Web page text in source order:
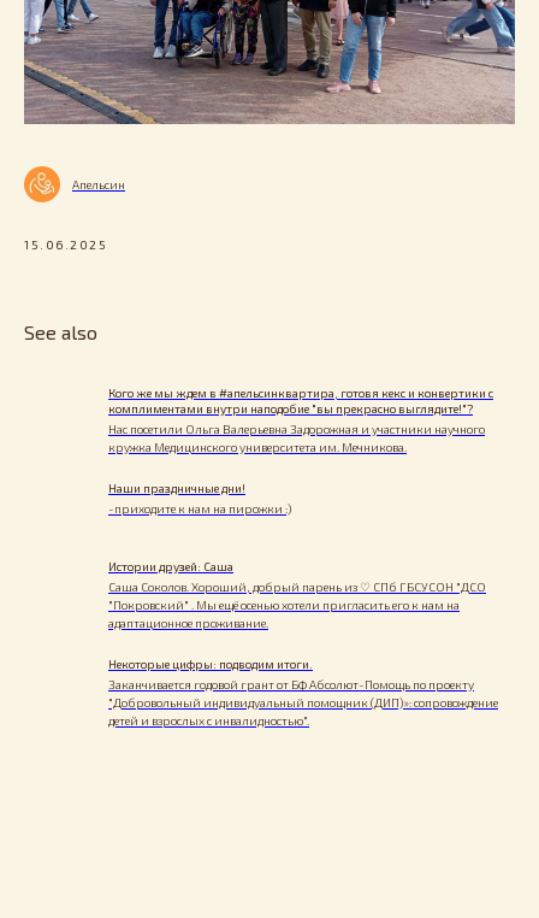
Апельсин
15.06.2025
See also
Кого же мы ждем в #апельсинквартира, готовя кекс и конвертики с
комплиментами внутри наподобие "вы прекрасно выглядите!"?
Нас посетили Ольга Валерьевна Задорожная и участники научного
кружка Медицинского университета им. Мечникова.
Наши праздничные дни!
-приходите к нам на пирожки :)
Истории друзей: Саша
Саша Соколов. Хороший, добрый парень из ♡ СПб ГБСУСОН "ДСО
"Покровский" . Мы ещё осенью хотели пригласить его к нам на
адаптационное проживание.
Некоторые цифры: подводим итоги.
Заканчивается годовой грант от БФ Абсолют-Помощь по проекту
"Добровольный индивидуальный помощник (ДИП)»: сопровождение
детей и взрослых с инвалидностью".